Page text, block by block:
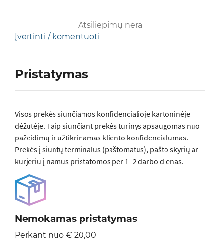
Atsiliepimų nėra
Įvertinti / komentuoti
Pristatymas
Visos prеkės siunčiamos konfidencialioje kartoninėje
dėžutėje. Taip siunčiant prekės turinys apsaugomas nuo
pažeidimų ir užtikrinamas kliento konfidencialumas.
Prekės į siuntų terminalus (paštomatus), pašto skyrių ar
kurjeriu į namus pristatomos per 1–2 darbo dienas.
Nemokamas pristatymas
Perkant nuo € 20,00